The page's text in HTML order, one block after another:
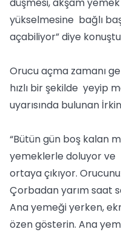
yükselmesine bağlı
açabiliyor” diye
Orucu açma zamanı
hızlı bir şekilde yeyip
uyarısında bulunan
“Bütün gün boş kalan
yemeklerle doluyor ve
ortaya çıkıyor.
Çorbadan yarım saat
Ana yemeği yerken,
özen gösterin. Ana